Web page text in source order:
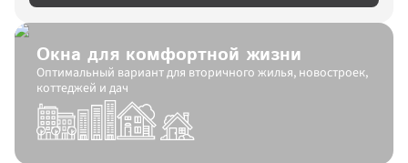
Окна для комфортной жизни
Оптимальный вариант для вторичного жилья, новостроек,
коттеджей и дач